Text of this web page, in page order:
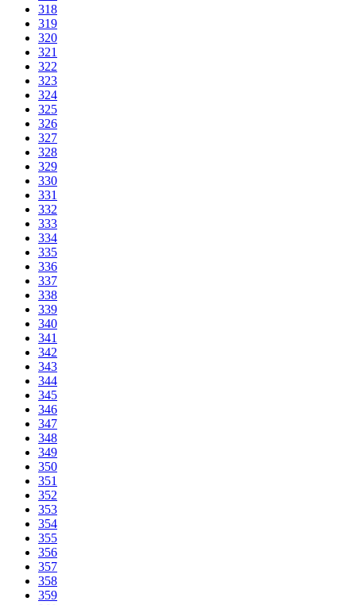
318
319
320
321
322
323
324
325
326
327
328
329
330
331
332
333
334
335
336
337
338
339
340
341
342
343
344
345
346
347
348
349
350
351
352
353
354
355
356
357
358
359